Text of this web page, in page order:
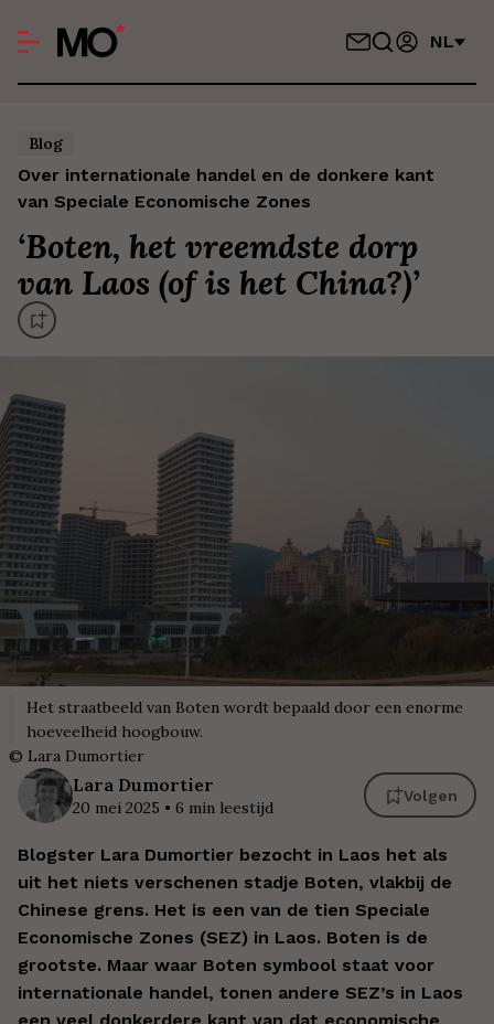
NL
Blog
Over internationale handel en de donkere kant
van Speciale Economische Zones
‘Boten, het vreemdste dorp
van Laos (of is het China?)’
Het straatbeeld van Boten wordt bepaald door een enorme
hoeveelheid hoogbouw.
© Lara Dumortier
Lara Dumortier
20 mei 2025 • 6 min leestijd
Volgen
Blogster Lara Dumortier bezocht in Laos het als
uit het niets verschenen stadje Boten, vlakbij de
Chinese grens. Het is een van de tien Speciale
Economische Zones (SEZ) in Laos. Boten is de
grootste. Maar waar Boten symbool staat voor
internationale handel, tonen andere SEZ’s in Laos
een veel donkerdere kant van dat economische